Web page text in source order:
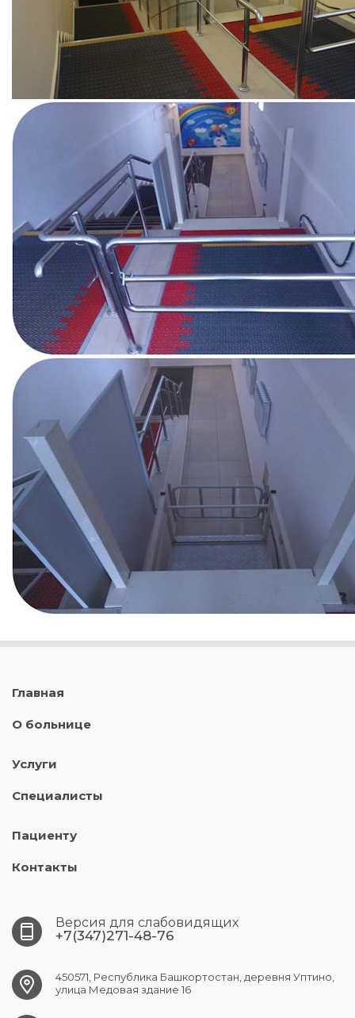
Главная
О больнице
Услуги
Специалисты
Пациенту
Контакты
Версия для слабовидящих
+7(347)271-48-76
450571, Республика Башкортостан, деревня Уптино,
улица Медовая здание 16